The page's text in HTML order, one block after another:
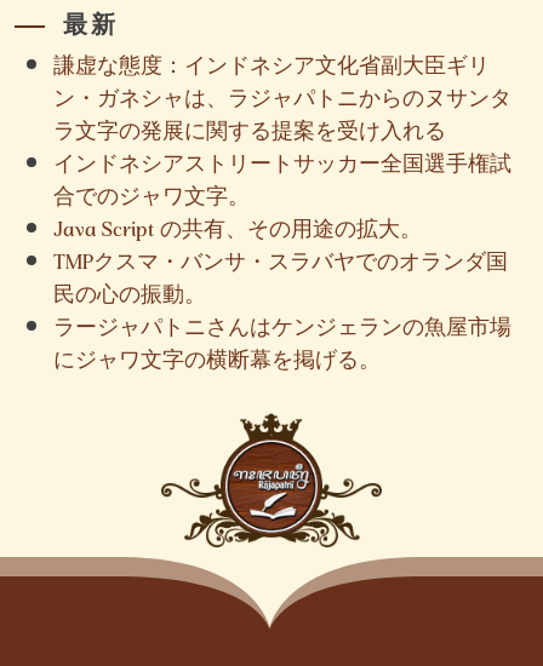
最新
謙虚な態度：インドネシア文化省副大臣ギリ
ン・ガネシャは、ラジャパトニからのヌサンタ
ラ文字の発展に関する提案を受け入れる
インドネシアストリートサッカー全国選手権試
合でのジャワ文字。
Java Script の共有、その用途の拡大。
TMPクスマ・バンサ・スラバヤでのオランダ国
民の心の振動。
ラージャパトニさんはケンジェランの魚屋市場
にジャワ文字の横断幕を掲げる。